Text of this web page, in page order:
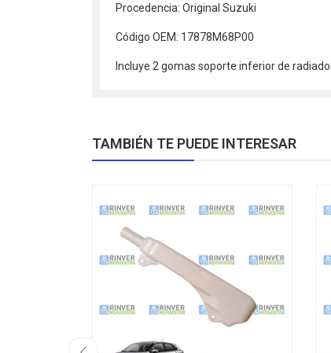
Procedencia: Original Suzuki
Código OEM: 17878M68P00
Incluye 2 gomas soporte inferior de
TAMBIÉN TE PUEDE INTERESAR